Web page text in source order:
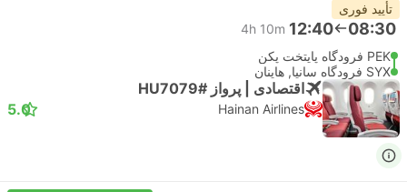
تأیید فوری
08:30
12:40
4h 10m
PEK فرودگاه پایتخت پکن
SYX فرودگاه سانیا, هاینان
اقتصادی | پرواز #HU7079
Hainan Airlines
5.0